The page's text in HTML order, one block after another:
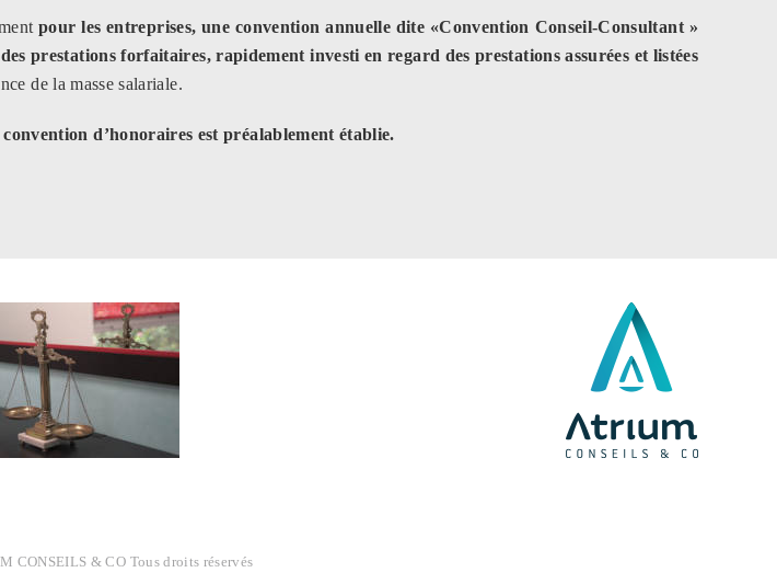
pour les entreprises, une convention annuelle dite «Convention Conseil-Consultant »
prestations forfaitaires, rapidement investi en regard des prestations assurées et listées
de la masse salariale.
d’honoraires est préalablement établie.
CONSEILS & CO Tous droits réservés